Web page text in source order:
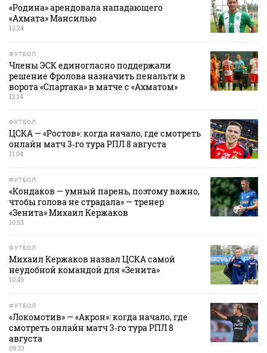
«Родина» арендовала нападающего
«Ахмата» Мансилью
12:24
ФУТБОЛ
Члены ЭСК единогласно поддержали
решение Фролова назначить пенальти в
ворота «Спартака» в матче с «Ахматом»
12:14
ФУТБОЛ
ЦСКА — «Ростов»: когда начало, где смотреть
онлайн матч 3‑го тура РПЛ 8 августа
11:04
ФУТБОЛ
«Кондаков — умный парень, поэтому важно,
чтобы голова не страдала» — тренер
«Зенита» Михаил Кержаков
10:53
ФУТБОЛ
Михаил Кержаков назвал ЦСКА самой
неудобной командой для «Зенита»
10:49
ФУТБОЛ
«Локомотив» — «Акрон»: когда начало, где
смотреть онлайн матч 3‑го тура РПЛ 8
августа
09:33